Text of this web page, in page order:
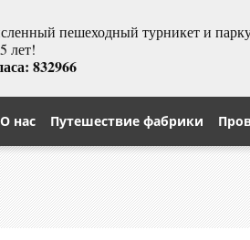
пешеходный турникет и
лет!
832966
О нас Путешествие фабрики